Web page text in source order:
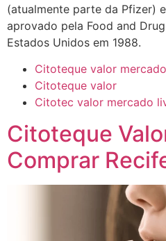
(atualmente parte da Pfizer)
aprovado pela Food and
Estados Unidos em 1988.
Citoteque valor
Citoteque valor
Citotec valor mercado
Citoteque
Comprar